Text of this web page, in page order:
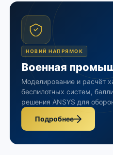
НОВИЙ НАПРЯМОК
Военная
Моделирование и расчёт
беспилотных систем,
решения ANSYS для
Подробнее